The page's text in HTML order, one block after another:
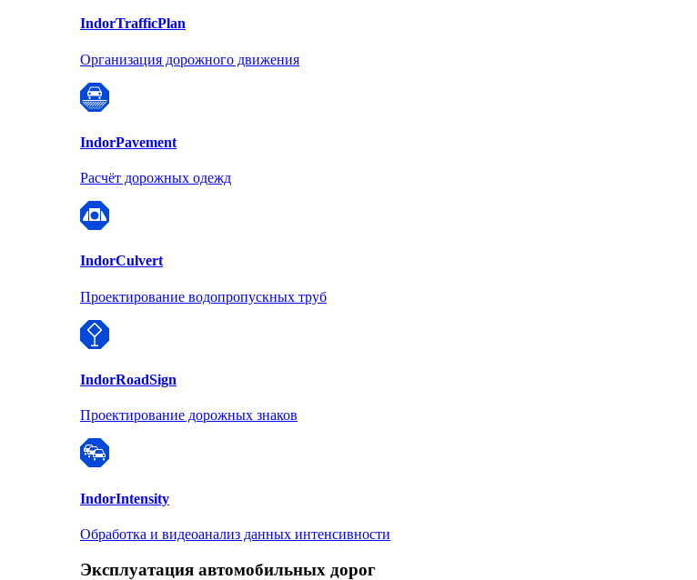
IndorTrafficPlan
Организация дорожного движения
IndorPavement
Расчёт дорожных одежд
IndorCulvert
Проектирование водопропускных труб
IndorRoadSign
Проектирование дорожных знаков
IndorIntensity
Обработка и видеоанализ данных интенсивности
Эксплуатация автомобильных дорог